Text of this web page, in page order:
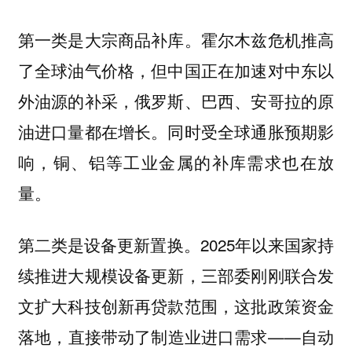
第一类是大宗商品补库。霍尔木兹危机推高
了全球油气价格，但中国正在加速对中东以
外油源的补采，俄罗斯、巴西、安哥拉的原
油进口量都在增长。同时受全球通胀预期影
响，铜、铝等工业金属的补库需求也在放
量。
第二类是设备更新置换。2025年以来国家持
续推进大规模设备更新，三部委刚刚联合发
文扩大科技创新再贷款范围，这批政策资金
落地，直接带动了制造业进口需求——自动